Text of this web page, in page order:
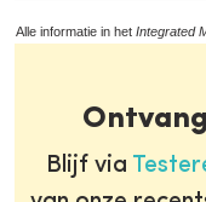
Alle informatie in het Integrated
Blijf via